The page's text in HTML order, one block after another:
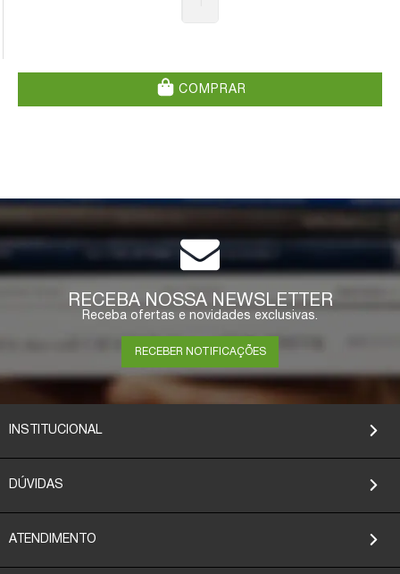
COMPRAR
RECEBA NOSSA NEWSLETTER
Receba ofertas e novidades exclusivas.
RECEBER NOTIFICAÇÕES
INSTITUCIONAL
DÚVIDAS
ATENDIMENTO